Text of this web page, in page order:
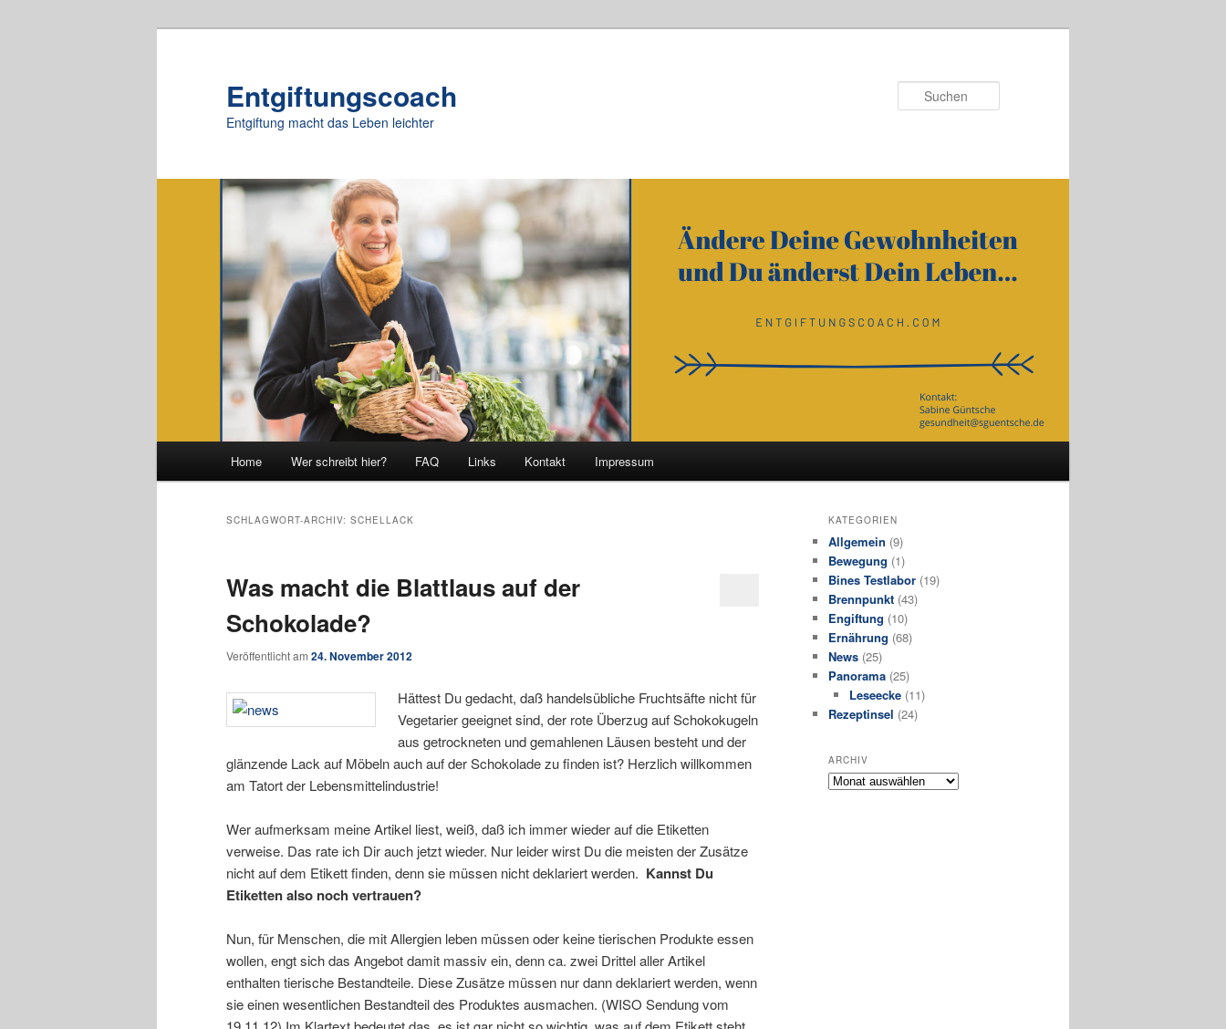
Entgiftungscoach
Entgiftung macht das Leben leichter
Home Wer schreibt hier? FAQ Links Kontakt Impressum
SCHLAGWORT-ARCHIV: SCHELLACK
Was macht die Blattlaus auf der
Schokolade?
Veröffentlicht am 24. November 2012
Hättest Du gedacht, daß handelsübliche Fruchtsäfte nicht für
Vegetarier geeignet sind, der rote Überzug auf Schokokugeln
aus getrockneten und gemahlenen Läusen besteht und der
glänzende Lack auf Möbeln auch auf der Schokolade zu finden ist? Herzlich willkommen
am Tatort der Lebensmittelindustrie!
Wer aufmerksam meine Artikel liest, weiß, daß ich immer wieder auf die Etiketten
verweise. Das rate ich Dir auch jetzt wieder. Nur leider wirst Du die meisten der Zusätze
nicht auf dem Etikett finden, denn sie müssen nicht deklariert werden. Kannst Du
Etiketten also noch vertrauen?
Nun, für Menschen, die mit Allergien leben müssen oder keine tierischen Produkte essen
wollen, engt sich das Angebot damit massiv ein, denn ca. zwei Drittel aller Artikel
enthalten tierische Bestandteile. Diese Zusätze müssen nur dann deklariert werden, wenn
sie einen wesentlichen Bestandteil des Produktes ausmachen. (WISO Sendung vom
KATEGORIEN
Allgemein (9)
Bewegung (1)
Bines Testlabor (19)
Brennpunkt (43)
Engiftung (10)
Ernährung (68)
News (25)
Panorama (25)
Leseecke(11)
Rezeptinsel (24)
ARCHIV
Archiv